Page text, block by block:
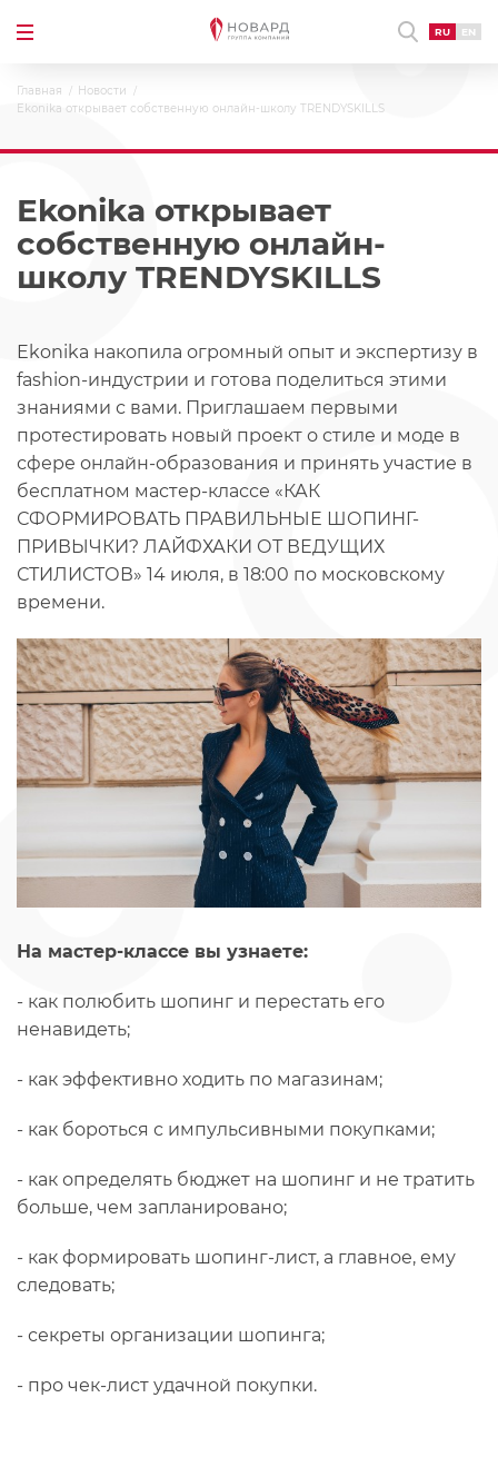
RU EN
Главная
Новости
Ekonika открывает собственную онлайн-школу TRENDYSKILLS
Ekonika открывает
собственную онлайн-
школу TRENDYSKILLS
Ekonika накопила огромный опыт и экспертизу в
fashion-индустрии и готова поделиться этими
знаниями с вами. Приглашаем первыми
протестировать новый проект о стиле и моде в
сфере онлайн-образования и принять участие в
бесплатном мастер-классе «КАК
СФОРМИРОВАТЬ ПРАВИЛЬНЫЕ ШОПИНГ-
ПРИВЫЧКИ? ЛАЙФХАКИ ОТ ВЕДУЩИХ
СТИЛИСТОВ» 14 июля, в 18:00 по московскому
времени.
На мастер-классе вы узнаете:
- как полюбить шопинг и перестать его
ненавидеть;
- как эффективно ходить по магазинам;
- как бороться с импульсивными покупками;
- как определять бюджет на шопинг и не тратить
больше, чем запланировано;
- как формировать шопинг-лист, а главное, ему
следовать;
- секреты организации шопинга;
- про чек-лист удачной покупки.